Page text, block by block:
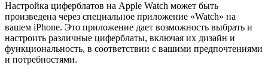
Настройка циферблатов на Apple Watch может быть
произведена через специальное приложение «Watch» на
вашем iPhone. Это приложение дает возможность выбрать и
настроить различные циферблаты, включая их дизайн и
функциональность, в соответствии с вашими предпочтениями
и потребностями.